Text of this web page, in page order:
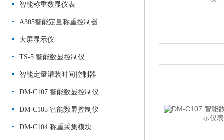
智能称重数显仪表
A305智能定量称重控制器
大屏显示仪
TS-5 智能数显控制仪
智能定量灌装时间控制器
DM-C107 智能数显控制仪
DM-C105 智能数显控制仪
DM-C104 称重采集模块